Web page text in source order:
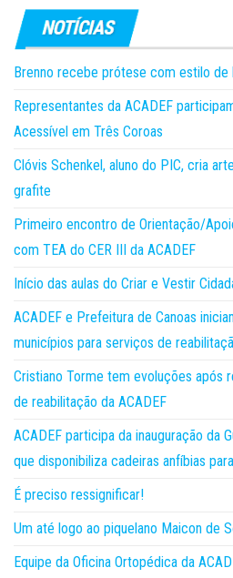
Brenno recebe prótese com estilo de
Representantes da ACADEF
Acessível em Três Coroas
Clóvis Schenkel, aluno do PIC, cria
grafite
Primeiro encontro de Orientação/
com TEA do CER III da ACADEF
Início das aulas do Criar e Vestir
ACADEF e Prefeitura de Canoas
municípios para serviços de
Cristiano Torme tem evoluções após
de reabilitação da ACADEF
ACADEF participa da inauguração da
que disponibiliza cadeiras anfíbias
É preciso ressignificar!
Um até logo ao piquelano Maicon de
Equipe da Oficina Ortopédica da